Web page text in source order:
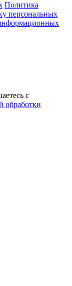
Политика
персональных
с
обработки